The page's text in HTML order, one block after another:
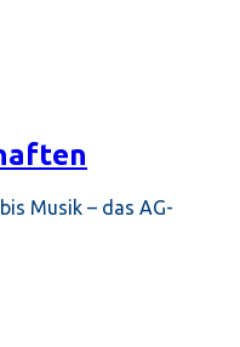
Musik – das AG-